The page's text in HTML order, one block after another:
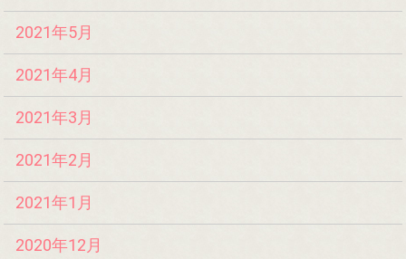
2021年5月
2021年4月
2021年3月
2021年2月
2021年1月
2020年12月